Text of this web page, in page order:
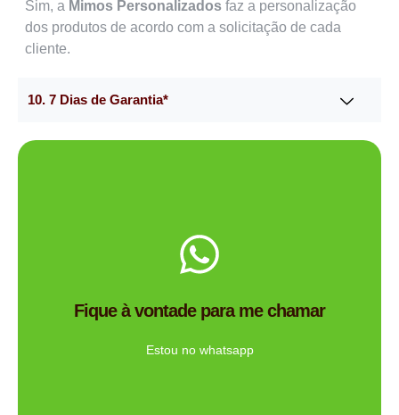
Sim, a Mimos Personalizados faz a personalização
dos produtos de acordo com a solicitação de cada
cliente.
10. 7 Dias de Garantia*
Fique à vontade para me chamar
Estou no whatsapp
Ligue Agora!
Tem dúvidas se a Mimos Personalizado é a empresa
Me chama no WhatsApp.